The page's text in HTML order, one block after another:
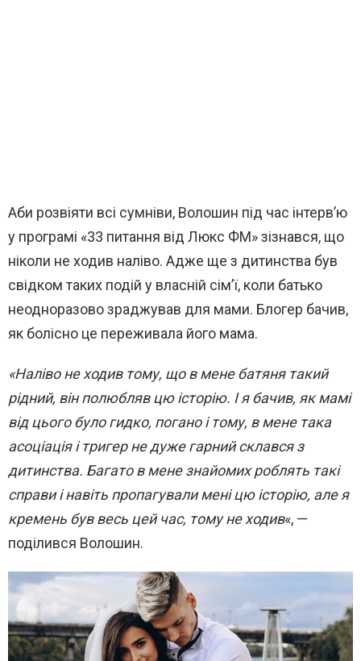
Аби розвіяти всі сумніви, Волошин під час інтерв’ю
у програмі «33 питання від Люкс ФМ» зізнався, що
ніколи не ходив наліво. Адже ще з дитинства був
свідком таких подій у власній сім’ї, коли батько
неодноразово зраджував для мами. Блогер бачив,
як болісно це переживала його мама.
«Наліво не ходив тому, що в мене батяня такий
рідний, він полюбляв цю історію. І я бачив, як мамі
від цього було гидко, погано і тому, в мене така
асоціація і тригер не дуже гарний склався з
дитинства. Багато в мене знайомих роблять такі
справи і навіть пропагували мені цю історію, але я
кремень був весь цей час, тому не ходив«, —
поділився Волошин.